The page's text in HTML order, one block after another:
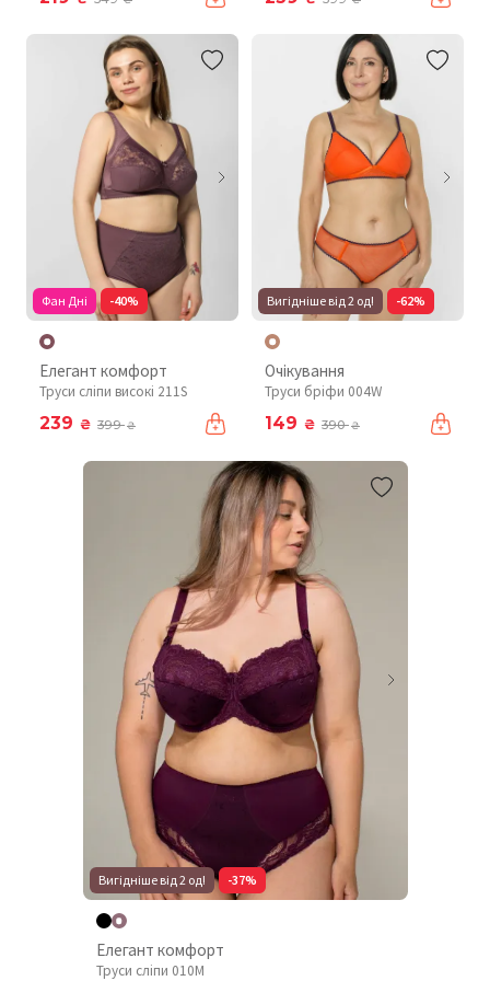
Фан Дні -40%
Елегант комфорт
Труси сліпи високі 211S
239 ₴ 399₴
Вигідніше від 2 од! -62%
Очікування
Труси бріфи 004W
149 ₴ 390₴
Вигідніше від 2 од! -37%
Елегант комфорт
Труси сліпи 010М